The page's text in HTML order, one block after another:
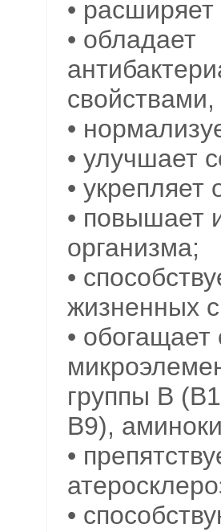
•
• обладает
•
• улучшает
• укрепляет
• повышает
организма;
•
жизненных
• обогащает
группы B
B9),
•
•